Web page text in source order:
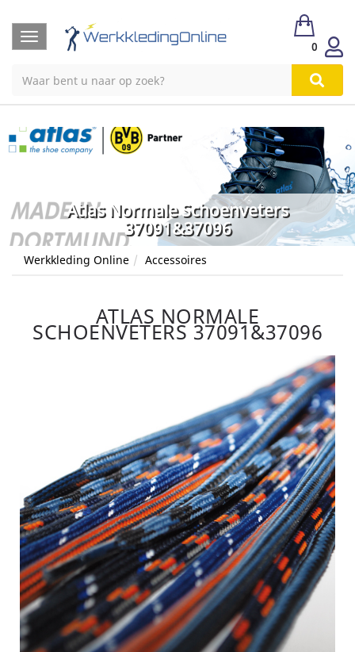
Toggle
navigation
0
Atlas Normale Schoenveters
37091&37096
Werkkleding Online Accessoires
ATLAS NORMALE
SCHOENVETERS 37091&37096